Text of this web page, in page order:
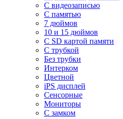
С видеозаписью
C памятью
7 дюймов
10 и 15 дюймов
С SD картой памяти
С трубкой
Без трубки
Интерком
Цветной
iPS дисплей
Сенсорные
Мониторы
С замком